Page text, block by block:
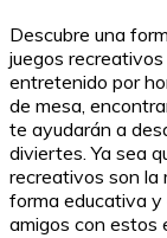
Descubre una
juegos
entretenido por
de mesa,
te ayudarán a
diviertes. Ya sea
recreativos son la
forma educativa
amigos con estos